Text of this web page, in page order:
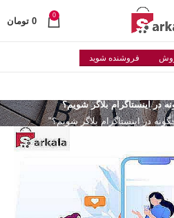
0
0 تومان
فروشنده شوید